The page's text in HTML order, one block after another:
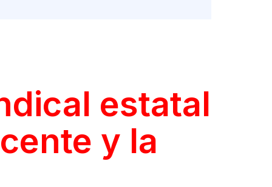
estatal
y la